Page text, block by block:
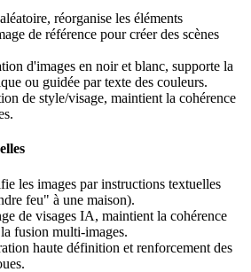
réorganise les éléments
de référence pour créer des scènes
d'images en noir et blanc, supporte la
ou guidée par texte des couleurs.
de style/visage, maintient la cohérence
les images par instructions textuelles
feu" à une maison).
de visages IA, maintient la cohérence
fusion multi-images.
haute définition et renforcement des